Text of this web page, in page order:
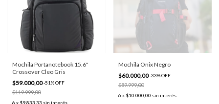
Mochila Portanotebook 15.6"
Crossover Cleo Gris
$59.000,00-51%OFF
$119.999,00
6 x $9.833,33 sin interés
Mochila Onix Negro
$60.000,00-33%OFF
$89.999,00
6 x $10.000,00 sin interés